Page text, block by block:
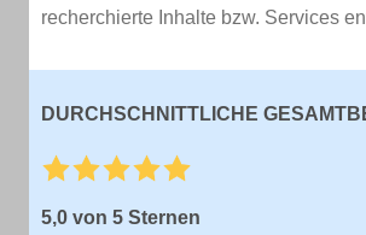
recherchierte Inhalte bzw. Services
DURCHSCHNITTLICHE
5,0 von 5 Sternen